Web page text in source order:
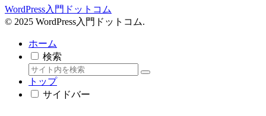
WordPress入門ドットコム
© 2025 WordPress入門ドットコム.
ホーム
検索
トップ
サイドバー